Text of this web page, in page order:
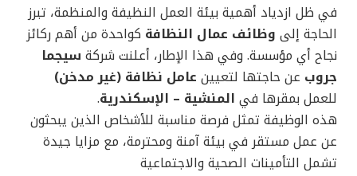
في ظل ازدياد أهمية بيئة العمل النظيفة والمنظمة، تبرز
الحاجة إلى وظائف عمال النظافة كواحدة من أهم ركائز
نجاح أي مؤسسة. وفي هذا الإطار، أعلنت شركة سيجما
جروب عن حاجتها لتعيين عامل نظافة (غير مدخن)
للعمل بمقرها في المنشية – الإسكندرية.
هذه الوظيفة تمثل فرصة مناسبة للأشخاص الذين يبحثون
عن عمل مستقر في بيئة آمنة ومحترمة، مع مزايا جيدة
تشمل التأمينات الصحية والاجتماعية